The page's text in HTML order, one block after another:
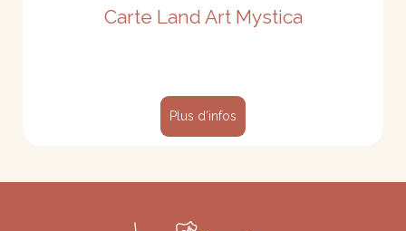
Carte Land Art Mystica
Plus d'infos